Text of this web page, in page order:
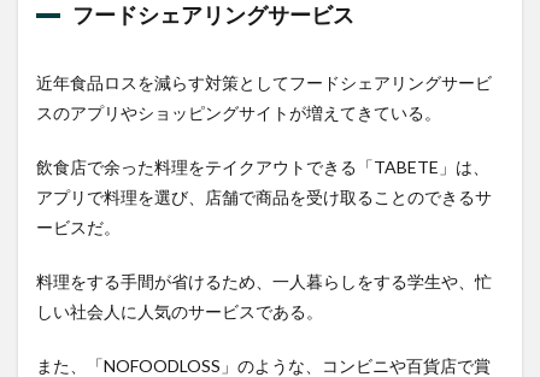
フードシェアリングサービス
近年食品ロスを減らす対策としてフードシェアリングサービ
スのアプリやショッピングサイトが増えてきている。
飲食店で余った料理をテイクアウトできる「TABETE」は、
アプリで料理を選び、店舗で商品を受け取ることのできるサ
ービスだ。
料理をする手間が省けるため、一人暮らしをする学生や、忙
しい社会人に人気のサービスである。
また、「NOFOODLOSS」のような、コンビニや百貨店で賞